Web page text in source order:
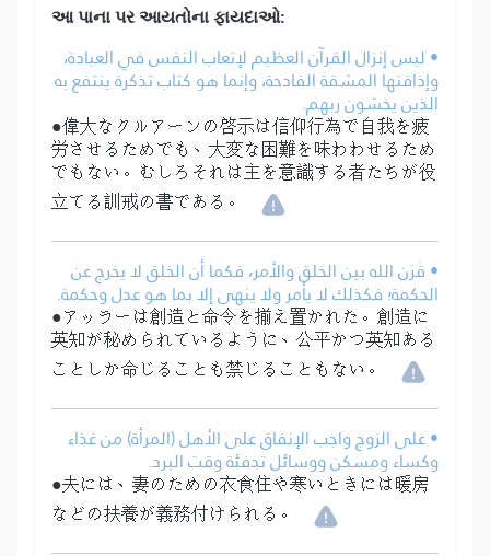
આ પાના પર આયતોના ફાયદાઓ:
• ليس إنزال القرآن العظيم لإتعاب النفس في العبادة،
وإذاقتها المشقة الفادحة، وإنما هو كتاب تذكرة ينتفع به
الذين يخشون ربهم.
●偉大なクルアーンの啓示は信仰行為で自我を疲
労させるためでも、大変な困難を味わわせるため
でもない。むしろそれは主を意識する者たちが役
立てる訓戒の書である。
• قَرَن الله بين الخلق والأمر، فكما أن الخلق لا يخرج عن
الحكمة؛ فكذلك لا يأمر ولا ينهى إلا بما هو عدل وحكمة.
●アッラーは創造と命令を揃え置かれた。創造に
英知が秘められているように、公平かつ英知ある
ことしか命じることも禁じることもない。
• على الزوج واجب الإنفاق على الأهل (المرأة) من غذاء
وكساء ومسكن ووسائل تدفئة وقت البرد.
●夫には、妻のための衣食住や寒いときには暖房
などの扶養が義務付けられる。